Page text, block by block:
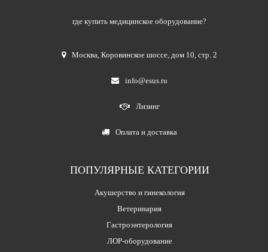
где купить медицинское оборудование?
Москва,Коровинское шоссе, дом 10, стр. 2
info@esus.ru
Лизинг
Оплата и доставка
ПОПУЛЯРНЫЕ КАТЕГОРИИ
Акушерство и гинекология
Ветеринария
Гастроэнтерология
ЛОР-оборудование